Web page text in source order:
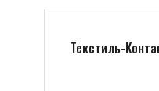
Текстиль-